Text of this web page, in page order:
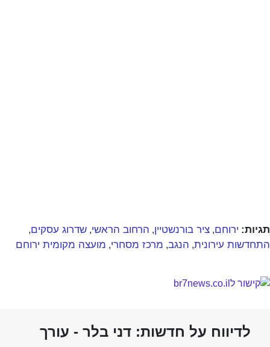
תגיות: ירוחם, ציר בורנשטיין, הרחוב הראשי, שדרוג עסקים,
התחדשות עירונית, הנגב, מרכז מסחרי, מועצה מקומית ירוחם
לדיווח על חדשות: דני בלר - עורך